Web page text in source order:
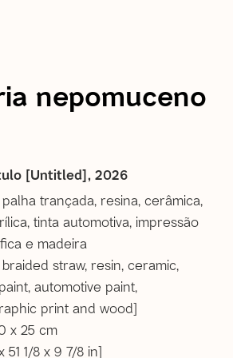
| ∞ ∞
2026
nepomuceno
[Untitled], 2026
trançada, resina, cerâmica,
tinta automotiva, impressão
e madeira
braided straw, resin, ceramic,
automotive paint,
print and wood]
x 25 cm
51 1/8 x 9 7/8 in]